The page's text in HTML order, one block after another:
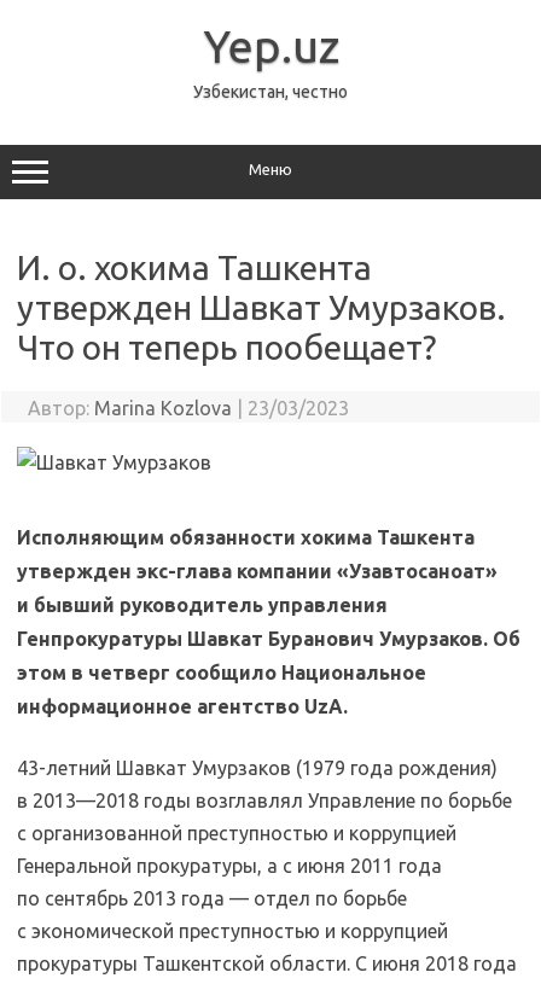
Yep.uz
Узбекистан, честно
Меню
И. о. хокима Ташкента
утвержден Шавкат Умурзаков.
Что он теперь пообещает?
Автор: Marina Kozlova 23/03/2023
Исполняющим обязанности хокима Ташкента
утвержден экс-глава компании «Узавтосаноат»
и бывший руководитель управления
Генпрокуратуры Шавкат Буранович Умурзаков. Об
этом в четверг сообщило Национальное
информационное агентство UzA.
43-летний Шавкат Умурзаков (1979 года рождения)
в 2013—2018 годы возглавлял Управление по борьбе
с организованной преступностью и коррупцией
Генеральной прокуратуры, а с июня 2011 года
по сентябрь 2013 года — отдел по борьбе
с экономической преступностью и коррупцией
прокуратуры Ташкентской области. С июня 2018 года